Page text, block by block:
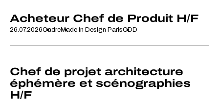
Acheteur Chef de Produit H/F
26.07.2026CadreMade In Design ParisCDD
Chef de projet architecture
éphémère et scénographies
H/F